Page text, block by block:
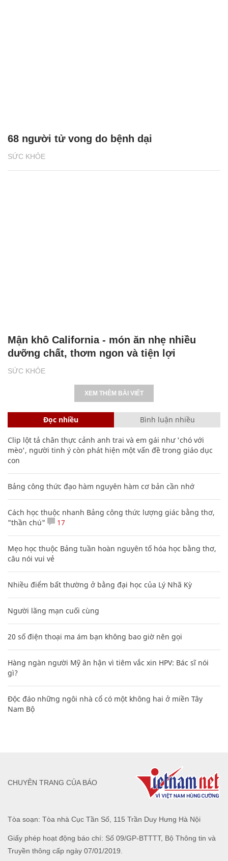
SỨC KHỎE
68 người tử vong do bệnh dại
SỨC KHỎE
Mận khô California - món ăn nhẹ nhiều
dưỡng chất, thơm ngon và tiện lợi
XEM THÊM BÀI VIẾT
Đọc nhiều Bình luận nhiều
Clip lột tả chân thực cảnh anh trai và em gái như 'chó với
mèo', người tinh ý còn phát hiện một vấn đề trong giáo dục
con
Bảng công thức đạo hàm nguyên hàm cơ bản cần nhớ
Cách học thuộc nhanh Bảng công thức lượng giác bằng thơ,
"thần chú"
17
Mẹo học thuộc Bảng tuần hoàn nguyên tố hóa học bằng thơ,
câu nói vui vẻ
Nhiều điểm bất thường ở bằng đại học của Lý Nhã Kỳ
Người lãng mạn cuối cùng
20 số điện thoại ma ám bạn không bao giờ nên gọi
Hàng ngàn người Mỹ ân hận vì tiêm vắc xin HPV: Bác sĩ nói
gì?
Độc đáo những ngôi nhà cổ có một không hai ở miền Tây
Nam Bộ
Tòa soạn: Tòa nhà Cục Tần Số, 115 Trần Duy Hưng Hà Nội
Giấy phép hoạt động báo chí: Số 09/GP-BTTTT, Bộ Thông tin và
Truyền thông cấp ngày 07/01/2019.
CHUYÊN TRANG CỦA BÁO